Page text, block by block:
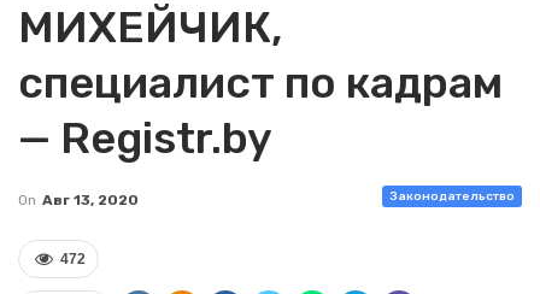
МИХЕЙЧИК,
специалист по кадрам
— Registr.by
Законодательство
On Авг 13, 2020
472